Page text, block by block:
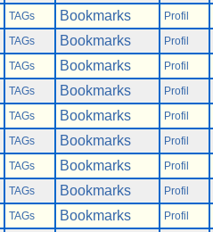
TAGs Bookmarks Profil
TAGs Bookmarks Profil
TAGs Bookmarks Profil
TAGs Bookmarks Profil
TAGs Bookmarks Profil
TAGs Bookmarks Profil
TAGs Bookmarks Profil
TAGs Bookmarks Profil
TAGs Bookmarks Profil